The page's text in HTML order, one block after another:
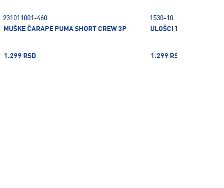
231011001-460
MUŠKE ČARAPE PUMA SHORT CREW 3P
1.299 RSD
1530-10
ULOŠCI TERINDA
1.299 RSD